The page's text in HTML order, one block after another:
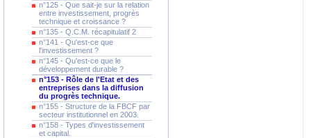
n°125 - Que sait-je sur la relation
entre investissement, progrès
technique et croissance ?
n°135 - Q.C.M. récapitulatif 2
n°141 - Qu'est-ce que
l'investissement ?
n°145 - Qu'est-ce que le
développement durable ?
n°153 - Rôle de l'Etat et des
entreprises dans la diffusion
du progrès technique.
n°155 - Structure de la FBCF par
secteur institutionnel en 2003.
n°158 - Types d'investissement
et capital.